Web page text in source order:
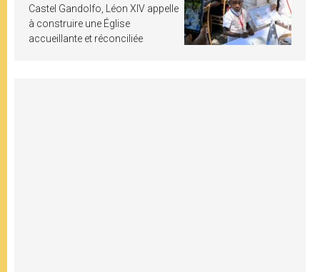
Castel Gandolfo, Léon XIV appelle
à construire une Église
accueillante et réconciliée